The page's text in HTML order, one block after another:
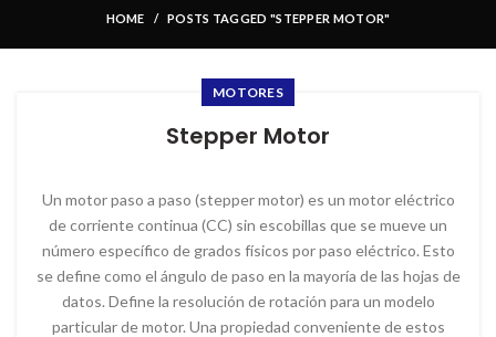
HOME POSTS TAGGED "STEPPER MOTOR"
MOTORES
Stepper Motor
Un motor paso a paso (stepper motor) es un motor eléctrico
de corriente continua (CC) sin escobillas que se mueve un
número específico de grados físicos por paso eléctrico. Esto
se define como el ángulo de paso en la mayoría de las hojas de
datos. Define la resolución de rotación para un modelo
particular de motor. Una propiedad conveniente de estos